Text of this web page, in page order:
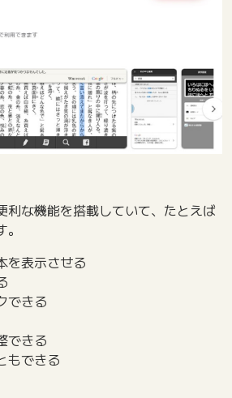
利な機能を搭載していて、たとえば
を表示させる
できる
できる
もできる